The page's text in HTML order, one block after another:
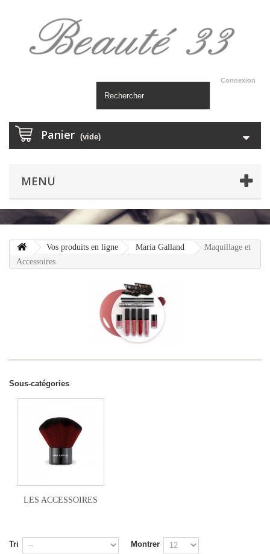
Connexion
Panier (vide)
MENU
Vos produits en ligne Maria Galland
Maquillage et
Accessoires
Sous-catégories
LES ACCESSOIRES
Tri Montrer